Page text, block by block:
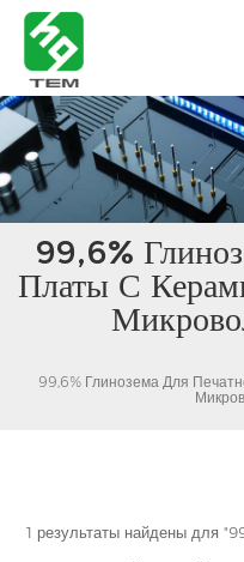
99,6%
Платы С
99,6% Глинозема Для
1 результаты найдены для